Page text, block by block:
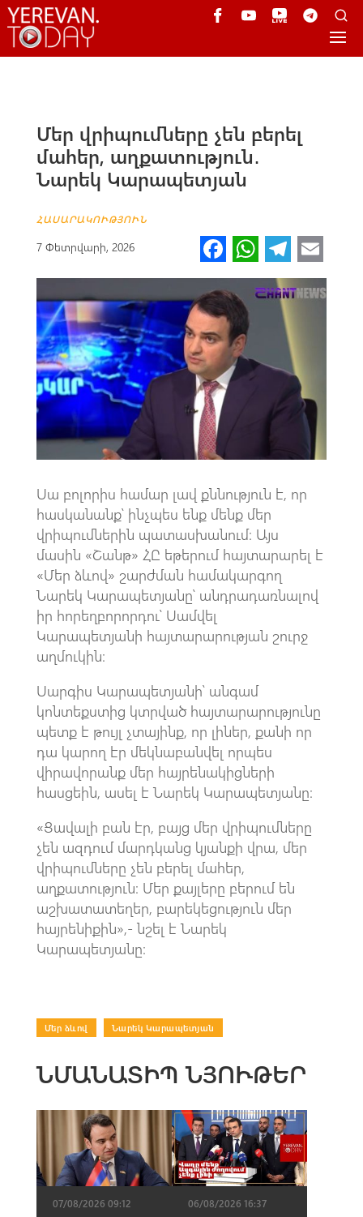
Մեր վրիպումները չեն բերել
մահեր, աղքատություն․
Նարեկ Կարապետյան
ՀԱՍԱՐԱԿՈՒԹՅՈՒՆ
7 Փետրվարի, 2026 Fa
ce
b
o
o
k
W
h
at
p
p
Te
le
gr
a
m
m
ail
Սա բոլորիս համար լավ քննություն է, որ
հասկանանք՝ ինչպես ենք մենք մեր
վրիպումներին պատասխանում։ Այս
մասին «Շանթ» ՀԸ եթերում հայտարարել է
«Մեր ձևով» շարժման համակարգող
Նարեկ Կարապետյանը՝ անդրադառնալով
իր հորեղբորորդու՝ Սամվել
Կարապետյանի հայտարարության շուրջ
աղմուկին։
Սարգիս Կարապետյանի՝ անգամ
կոնտեքստից կտրված հայտարարությունը
պետք է թույլ չտայինք, որ լիներ, քանի որ
դա կարող էր մեկնաբանվել որպես
վիրավորանք մեր հայրենակիցների
հասցեին, ասել է Նարեկ Կարապետյանը։
«Ցավալի բան էր, բայց մեր վրիպումները
չեն ազդում մարդկանց կյանքի վրա, մեր
վրիպումները չեն բերել մահեր,
աղքատություն։ Մեր քայլերը բերում են
աշխատատեղեր, բարեկեցություն մեր
հայրենիքին»,- նշել է Նարեկ
Կարապետյանը։
Մեր ձևով Նարեկ Կարապետյան
ՆՄԱՆԱՏԻՊ ՆՅՈՒԹԵՐ
07/08/2026 09:12
06/08/2026 16:37